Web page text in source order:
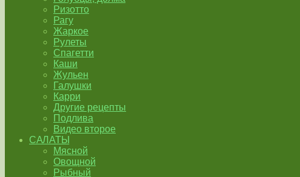
Ризотто
Рагу
Жаркое
Рулеты
Спагетти
Каши
Жульен
Галушки
Карри
Другие рецепты
Подлива
Видео второе
САЛАТЫ
Мясной
Овощной
Рыбный